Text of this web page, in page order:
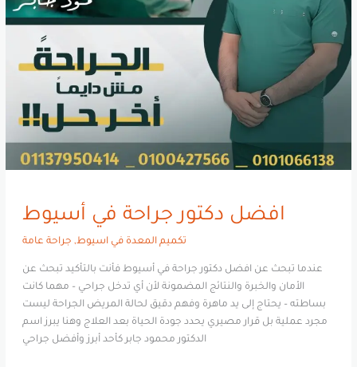
افضل دكتور جراحة في أسيوط
تكميم المعدة في اسيوط, جراحة عامة
عندما تبحث عن افضل دكتور جراحة في أسيوط فأنت بالتأكيد تبحث عن
الأمان والخبرة والنتائج المضمونة لأن أي تدخل جراحي – مهما كانت
بساطته – يحتاج إلى يد ماهرة وفهم دقيق لحالة المريض الجراحة ليست
مجرد عملية بل قرار مصيري يحدد جودة الحياة بعد العلاج وهنا يبرز اسم
الدكتور محمود جابر كأحد أبرز وأفضل جراحي